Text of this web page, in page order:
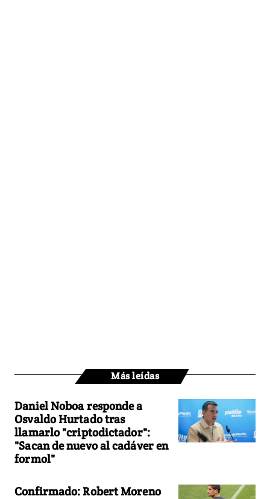
Más leídas
Daniel Noboa responde a
Osvaldo Hurtado tras
llamarlo "criptodictador":
"Sacan de nuevo al cadáver en
formol"
Confirmado: Robert Moreno